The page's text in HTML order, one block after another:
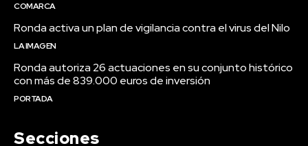
COMARCA
Ronda activa un plan de vigilancia contra el virus del Nilo
LA IMAGEN
Ronda autoriza 26 actuaciones en su conjunto histórico
con más de 839.000 euros de inversión
PORTADA
Secciones